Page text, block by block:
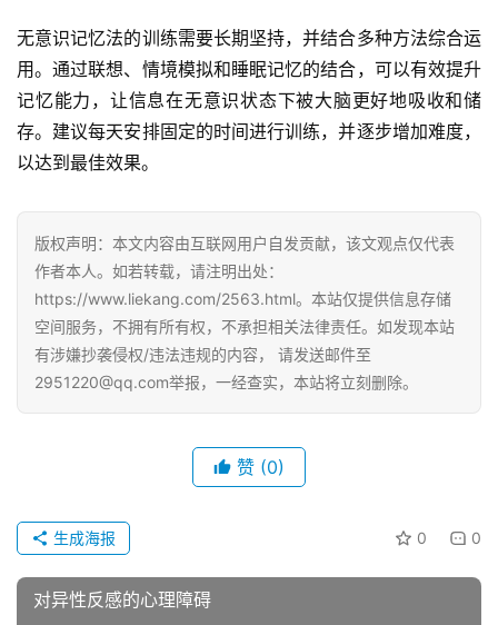
无意识记忆法的训练需要长期坚持，并结合多种方法综合运
用。通过联想、情境模拟和睡眠记忆的结合，可以有效提升
记忆能力，让信息在无意识状态下被大脑更好地吸收和储
存。建议每天安排固定的时间进行训练，并逐步增加难度，
以达到最佳效果。
版权声明：本文内容由互联网用户自发贡献，该文观点仅代表
作者本人。如若转载，请注明出处：
https://www.liekang.com/2563.html。本站仅提供信息存储
空间服务，不拥有所有权，不承担相关法律责任。如发现本站
有涉嫌抄袭侵权/违法违规的内容， 请发送邮件至
2951220@qq.com举报，一经查实，本站将立刻删除。
赞 (0)
0 0
生成海报
对异性反感的心理障碍